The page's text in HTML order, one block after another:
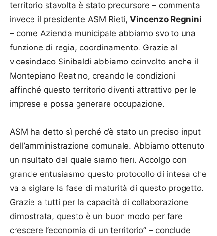
territorio stavolta è stato precursore – commenta
invece il presidente ASM Rieti, Vincenzo Regnini
– come Azienda municipale abbiamo svolto una
funzione di regia, coordinamento. Grazie al
vicesindaco Sinibaldi abbiamo coinvolto anche il
Montepiano Reatino, creando le condizioni
affinché questo territorio diventi attrattivo per le
imprese e possa generare occupazione.
ASM ha detto sì perché c’è stato un preciso input
dell’amministrazione comunale. Abbiamo ottenuto
un risultato del quale siamo fieri. Accolgo con
grande entusiasmo questo protocollo di intesa che
va a siglare la fase di maturità di questo progetto.
Grazie a tutti per la capacità di collaborazione
dimostrata, questo è un buon modo per fare
crescere l’economia di un territorio” – conclude